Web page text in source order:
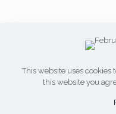
This website uses
this website you